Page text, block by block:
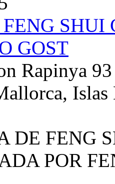
GOST
Rapinya 93
Islas
DE FENG
POR